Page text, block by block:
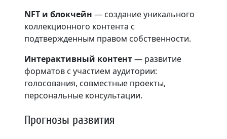
NFT и блокчейн — создание уникального
коллекционного контента с
подтвержденным правом собственности.
Интерактивный контент— развитие
форматов с участием аудитории:
голосования, совместные проекты,
персональные консультации.
Прогнозы развития